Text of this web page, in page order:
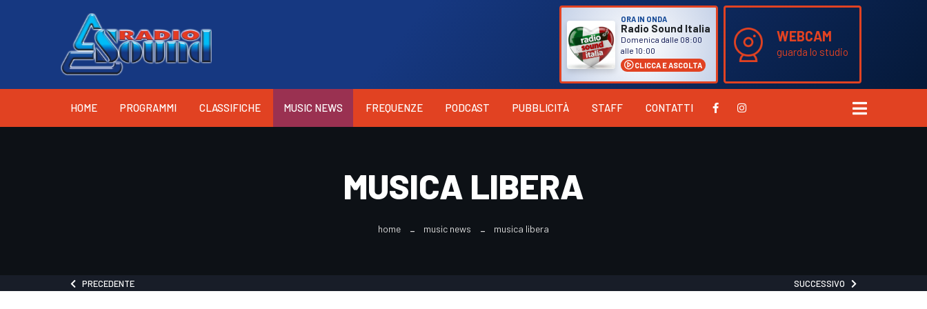
ORA IN ONDA
Radio Sound Italia
Domenica dalle 08:00
alle 10:00
CLICCA E ASCOLTA
WEBCAM
guarda lo studio
HOME PROGRAMMI CLASSIFICHE MUSIC NEWS FREQUENZE PODCAST PUBBLICITÀ STAFF CONTATTI
MUSICA LIBERA
home music news musica libera
PRECEDENTE SUCCESSIVO